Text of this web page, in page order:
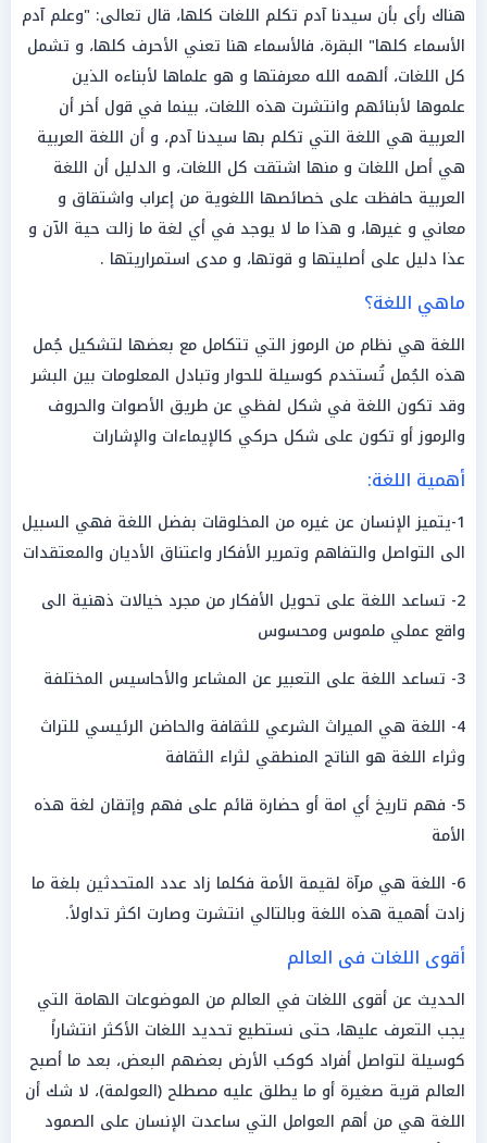
هناك رأى بأن سيدنا آدم تكلم اللغات كلها، قال تعالى: "وعلم آدم
الأسماء كلها" البقرة، فالأسماء هنا تعني الأحرف كلها، و تشمل
كل اللغات، ألهمه الله معرفتها و هو علماها لأبناءه الذين
علموها لأبنائهم وانتشرت هذه اللغات، بينما في قول أخر أن
العربية هي اللغة التي تكلم بها سيدنا آدم، و أن اللغة العربية
هي أصل اللغات و منها اشتقت كل اللغات، و الدليل أن اللغة
العربية حافظت على خصائصها اللغوية من إعراب واشتقاق و
معاني و غيرها، و هذا ما لا يوجد في أي لغة ما زالت حية الآن و
عذا دليل على أصليتها و قوتها، و مدى استمراريتها .
ماهي اللغة؟
اللغة هي نظام من الرموز التي تتكامل مع بعضها لتشكيل جُمل
هذه الجُمل تُستخدم كوسيلة للحوار وتبادل المعلومات بين البشر
وقد تكون اللغة في شكل لفظي عن طريق الأصوات والحروف
والرموز أو تكون على شكل حركي كالإيماءات والإشارات
أهمية اللغة:
1-يتميز الإنسان عن غيره من المخلوقات بفضل اللغة فهي السبيل
الى التواصل والتفاهم وتمرير الأفكار واعتناق الأديان والمعتقدات
2- تساعد اللغة على تحويل الأفكار من مجرد خيالات ذهنية الى
واقع عملي ملموس ومحسوس
3- تساعد اللغة على التعبير عن المشاعر والأحاسيس المختلفة
4- اللغة هي الميراث الشرعي للثقافة والحاضن الرئيسي للتراث
وثراء اللغة هو الناتج المنطقي لثراء الثقافة
5- فهم تاريخ أي امة أو حضارة قائم على فهم وإتقان لغة هذه
الأمة
6- اللغة هي مرآة لقيمة الأمة فكلما زاد عدد المتحدثين بلغة ما
زادت أهمية هذه اللغة وبالتالي انتشرت وصارت اكثر تداولاً.
أقوى اللغات فى العالم
الحديث عن أقوى اللغات في العالم من الموضوعات الهامة التي
يجب التعرف عليها، حتى نستطيع تحديد اللغات الأكثر انتشاراً
كوسيلة لتواصل أفراد كوكب الأرض بعضهم البعض، بعد ما أصبح
العالم قرية صغيرة أو ما يطلق عليه مصطلح (العولمة)، لا شك أن
اللغة هي من أهم العوامل التي ساعدت الإنسان على الصمود